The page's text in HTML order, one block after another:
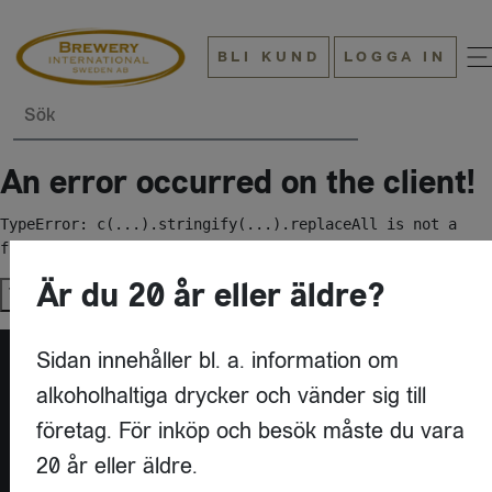
BLI KUND LOGGA IN
Sök
An error occurred on the client!
TypeError: c(...).stringify(...).replaceAll is not a
function
Try again
KONTAKT
Är du 20 år eller äldre?
Sidan innehåller bl. a. information om
alkoholhaltiga drycker och vänder sig till
företag. För inköp och besök måste du vara
20 år eller äldre.